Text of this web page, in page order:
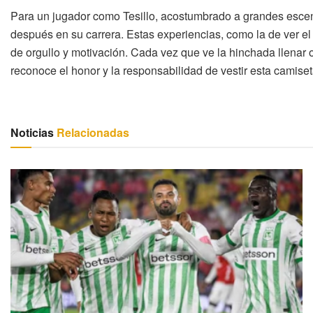
Para un jugador como Tesillo, acostumbrado a grandes
después en su carrera. Estas experiencias, como la de ver
de orgullo y motivación. Cada vez que ve la hinchada
reconoce el honor y la responsabilidad de vestir esta
Noticias Relacionadas